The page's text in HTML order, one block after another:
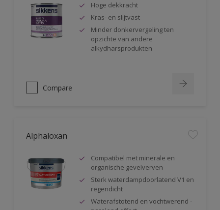
Hoge dekkracht
Kras- en slijtvast
Minder donkervergeling ten
opzichte van andere
alkydharsprodukten
Compare
Alphaloxan
Compatibel met minerale en
organische gevelverven
Sterk waterdampdoorlatend V1 en
regendicht
Waterafstotend en vochtwerend -